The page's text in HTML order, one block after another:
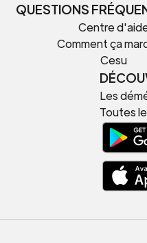
QUESTIONS
Centre
Comment ça
Cesu
Les
Toutes